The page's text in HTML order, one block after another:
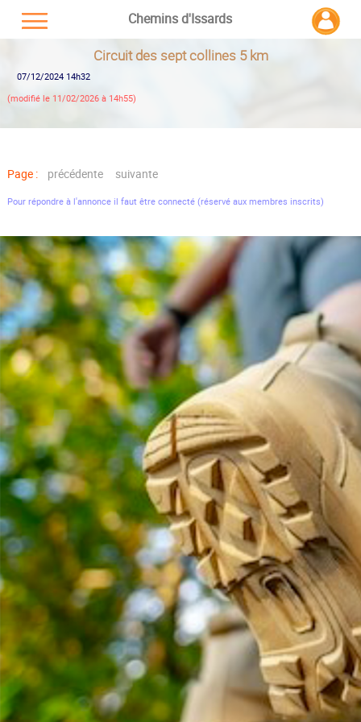
Chemins d'Issards
Circuit des sept collines 5 km
07/12/2024 14h32
(modifié le 11/02/2026 à 14h55)
Page : précédente suivante
Pour répondre à l'annonce il faut être connecté (réservé aux membres inscrits)